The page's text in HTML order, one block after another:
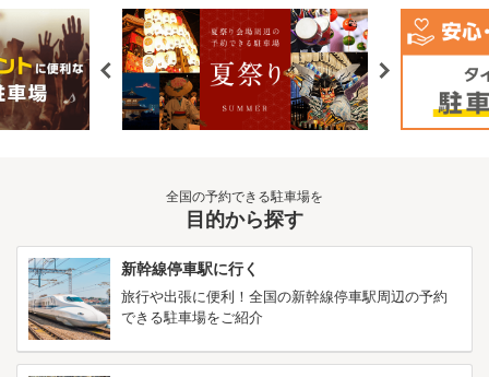
全国の予約できる駐車場を
目的から探す
新幹線停車駅に行く
旅行や出張に便利！全国の新幹線停車駅周辺の予約
できる駐車場をご紹介